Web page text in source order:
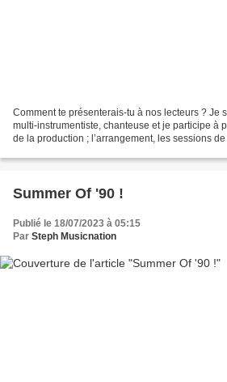
Comment te présenterais-tu à nos lecteurs ? Je
multi-instrumentiste, chanteuse et je participe à
de la production ; l’arrangement, les sessions
Summer Of '90 !
Publié le 18/07/2023 à 05:15
Par Steph Musicnation